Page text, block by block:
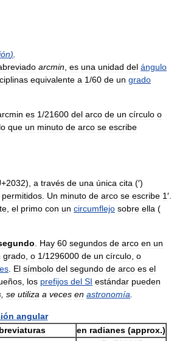
)
arcmin es una unidad del ángulo
equivalente a 1/60 de un grado
es 1/21600 del arco de un círculo o
lo que un minuto de arco se escribe
+2032), a través de una única cita (′)
permitidos Un minuto de arco se escribe 1′.
el primo con un circumflejo sobre ella (
Hay 60 segundos de arco en un
grado o 1/1296000 de un círculo o
El símbolo del segundo de arco es el
los prefijos del SI estándar pueden
se utiliza a veces en astronomía
angular
en radianes (approx.)